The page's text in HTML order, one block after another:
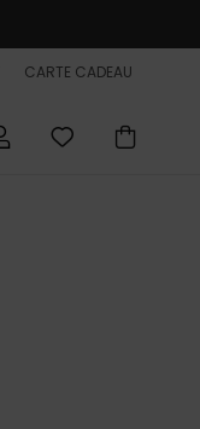
CARTE CADEAU